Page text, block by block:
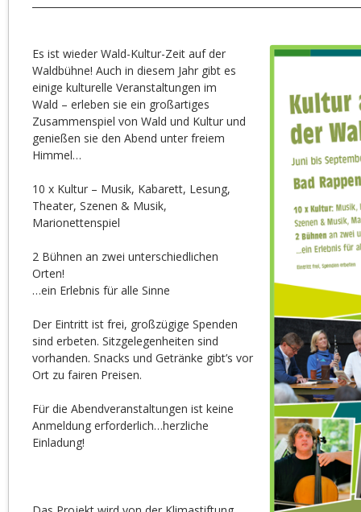
Es ist wieder Wald-Kultur-Zeit auf der
Waldbühne! Auch in diesem Jahr gibt es
einige kulturelle Veranstaltungen im
Wald – erleben sie ein großartiges
Zusammenspiel von Wald und Kultur und
genießen sie den Abend unter freiem
Himmel…
10 x Kultur – Musik, Kabarett, Lesung,
Theater, Szenen & Musik,
Marionettenspiel
2 Bühnen an zwei unterschiedlichen
Orten!
…ein Erlebnis für alle Sinne
Der Eintritt ist frei, großzügige Spenden
sind erbeten. Sitzgelegenheiten sind
vorhanden. Snacks und Getränke gibt’s vor
Ort zu fairen Preisen.
Für die Abendveranstaltungen ist keine
Anmeldung erforderlich…herzliche
Einladung!